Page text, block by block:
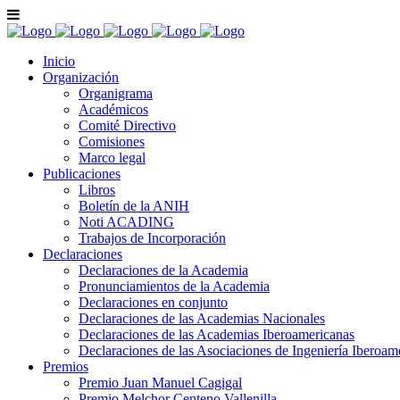
Inicio
Organización
Organigrama
Académicos
Comité Directivo
Comisiones
Marco legal
Publicaciones
Libros
Boletín de la ANIH
Noti ACADING
Trabajos de Incorporación
Declaraciones
Declaraciones de la Academia
Pronunciamientos de la Academia
Declaraciones en conjunto
Declaraciones de las Academias Nacionales
Declaraciones de las Academias Iberoamericanas
Declaraciones de las Asociaciones de Ingeniería
Premios
Premio Juan Manuel Cagigal